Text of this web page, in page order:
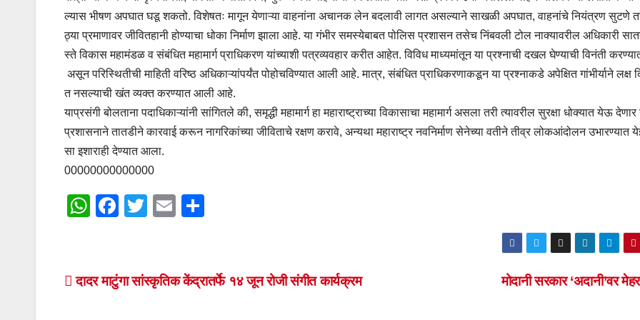
ल्यास भीषण अपघात घडू शकतो. विशेषतः मागून येणाऱ्या वाहनांना अचानक लेन बदलावी लागत असल्याने साखळी अपघात, वाहनांचे नियंत्रण सुटणे
ठ्या प्रमाणावर जीवितहानी होण्याचा धोका निर्माण झाला आहे. या गंभीर समस्येबाबत पोलिस प्रशासन तसेच निंबवली टोल नाक्यावरील अधिकारी
स्ते विकास महामंडळ व संबंधित महामार्ग प्राधिकरण यांच्याशी पत्रव्यवहार करीत आहेत. विविध माध्यमांतून या प्रश्नाची दखल घेण्याची विनंती
असून परिस्थितीची माहिती वरिष्ठ अधिकाऱ्यांपर्यंत पोहोचविण्यात आली आहे. मात्र, संबंधित प्राधिकरणाकडून या प्रश्नाकडे अपेक्षित गांभीर्याने लक्ष
त नसल्याची खंत व्यक्त करण्यात आली आहे.
याप्रसंगी बोलताना पदाधिकाऱ्यांनी सांगितले की, समृद्धी महामार्ग हा महाराष्ट्राच्या विकासाचा महामार्ग असला तरी त्यावरील सुरक्षा धोक्यात येऊ देणार
प्रशासनाने तातडीने कारवाई करून नागरिकांच्या जीविताचे रक्षण करावे, अन्यथा महाराष्ट्र नवनिर्माण सेनेच्या वतीने तीव्र लोकआंदोलन उभारण्यात
सा इशाराही देण्यात आला.
00000000000000
W
s
F
e
T
er
E
e
Post
मोदानी सरकार ‘अदानी’वर
दादर माटुंगा सांस्कृतिक केंद्रातर्फे १४ जून रोजी संगीत कार्यक्रम